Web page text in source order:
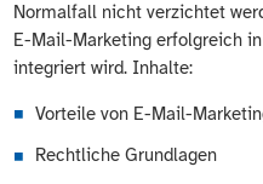
Normalfall nicht verzichtet
E-Mail-Marketing erfolgreich
integriert wird. Inhalte:
Vorteile von E-Mail-
Rechtliche Grundlagen